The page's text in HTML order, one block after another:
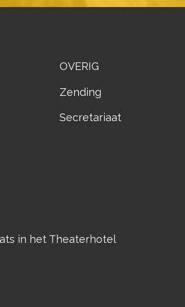
OVERIG
Zending
Secretariaat
in het Theaterhotel